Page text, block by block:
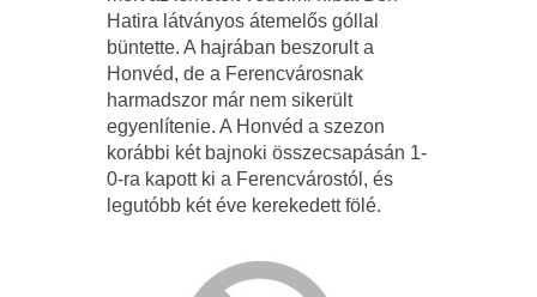
Hatira látványos átemelős góllal
büntette. A hajrában beszorult a
Honvéd, de a Ferencvárosnak
harmadszor már nem sikerült
egyenlítenie. A Honvéd a szezon
korábbi két bajnoki összecsapásán 1-
0-ra kapott ki a Ferencvárostól, és
legutóbb két éve kerekedett fölé.